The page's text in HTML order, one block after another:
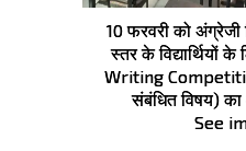
10 फरवरी को अंग्रेजी
स्तर के विद्यार्थियों
Writing
संबंधित विषय)
See